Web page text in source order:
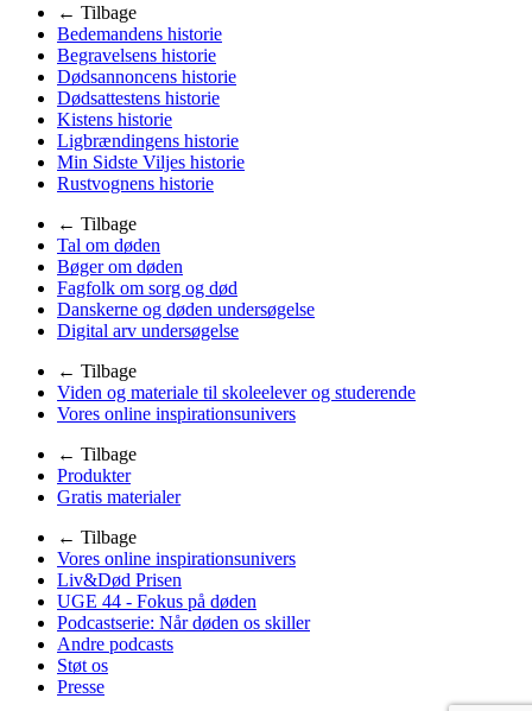
← Tilbage
Bedemandens historie
Begravelsens historie
Dødsannoncens historie
Dødsattestens historie
Kistens historie
Ligbrændingens historie
Min Sidste Viljes historie
Rustvognens historie
← Tilbage
Tal om døden
Bøger om døden
Fagfolk om sorg og død
Danskerne og døden undersøgelse
Digital arv undersøgelse
← Tilbage
Viden og materiale til skoleelever og studerende
Vores online inspirationsunivers
← Tilbage
Produkter
Gratis materialer
← Tilbage
Vores online inspirationsunivers
Liv&Død Prisen
UGE 44 - Fokus på døden
Podcastserie: Når døden os skiller
Andre podcasts
Støt os
Presse